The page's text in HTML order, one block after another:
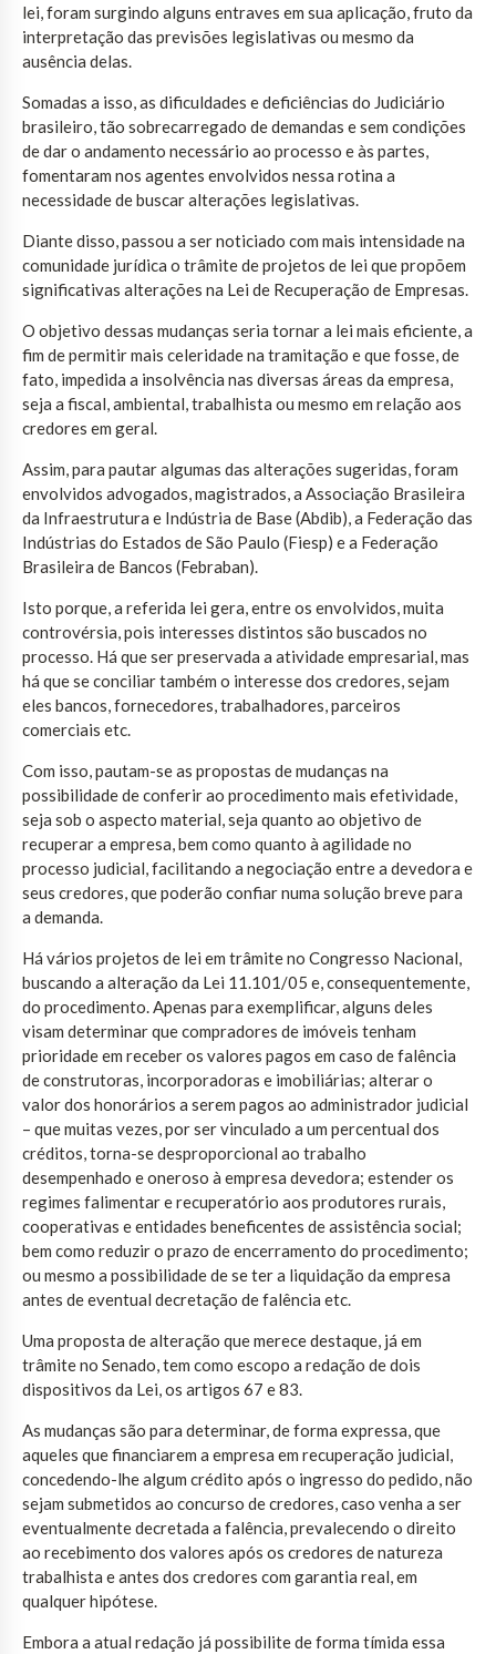
lei, foram surgindo alguns entraves em sua aplicação, fruto da
interpretação das previsões legislativas ou mesmo da
ausência delas.
Somadas a isso, as dificuldades e deficiências do Judiciário
brasileiro, tão sobrecarregado de demandas e sem condições
de dar o andamento necessário ao processo e às partes,
fomentaram nos agentes envolvidos nessa rotina a
necessidade de buscar alterações legislativas.
Diante disso, passou a ser noticiado com mais intensidade na
comunidade jurídica o trâmite de projetos de lei que propõem
significativas alterações na Lei de Recuperação de Empresas.
O objetivo dessas mudanças seria tornar a lei mais eficiente, a
fim de permitir mais celeridade na tramitação e que fosse, de
fato, impedida a insolvência nas diversas áreas da empresa,
seja a fiscal, ambiental, trabalhista ou mesmo em relação aos
credores em geral.
Assim, para pautar algumas das alterações sugeridas, foram
envolvidos advogados, magistrados, a Associação Brasileira
da Infraestrutura e Indústria de Base (Abdib), a Federação das
Indústrias do Estados de São Paulo (Fiesp) e a Federação
Brasileira de Bancos (Febraban).
Isto porque, a referida lei gera, entre os envolvidos, muita
controvérsia, pois interesses distintos são buscados no
processo. Há que ser preservada a atividade empresarial, mas
há que se conciliar também o interesse dos credores, sejam
eles bancos, fornecedores, trabalhadores, parceiros
comerciais etc.
Com isso, pautam-se as propostas de mudanças na
possibilidade de conferir ao procedimento mais efetividade,
seja sob o aspecto material, seja quanto ao objetivo de
recuperar a empresa, bem como quanto à agilidade no
processo judicial, facilitando a negociação entre a devedora e
seus credores, que poderão confiar numa solução breve para
a demanda.
Há vários projetos de lei em trâmite no Congresso Nacional,
buscando a alteração da Lei 11.101/05 e, consequentemente,
do procedimento. Apenas para exemplificar, alguns deles
visam determinar que compradores de imóveis tenham
prioridade em receber os valores pagos em caso de falência
de construtoras, incorporadoras e imobiliárias; alterar o
valor dos honorários a serem pagos ao administrador judicial
– que muitas vezes, por ser vinculado a um percentual dos
créditos, torna-se desproporcional ao trabalho
desempenhado e oneroso à empresa devedora; estender os
regimes falimentar e recuperatório aos produtores rurais,
cooperativas e entidades beneficentes de assistência social;
bem como reduzir o prazo de encerramento do procedimento;
ou mesmo a possibilidade de se ter a liquidação da empresa
antes de eventual decretação de falência etc.
Uma proposta de alteração que merece destaque, já em
trâmite no Senado, tem como escopo a redação de dois
dispositivos da Lei, os artigos 67 e 83.
As mudanças são para determinar, de forma expressa, que
aqueles que financiarem a empresa em recuperação judicial,
concedendo-lhe algum crédito após o ingresso do pedido, não
sejam submetidos ao concurso de credores, caso venha a ser
eventualmente decretada a falência, prevalecendo o direito
ao recebimento dos valores após os credores de natureza
trabalhista e antes dos credores com garantia real, em
qualquer hipótese.
Embora a atual redação já possibilite de forma tímida essa